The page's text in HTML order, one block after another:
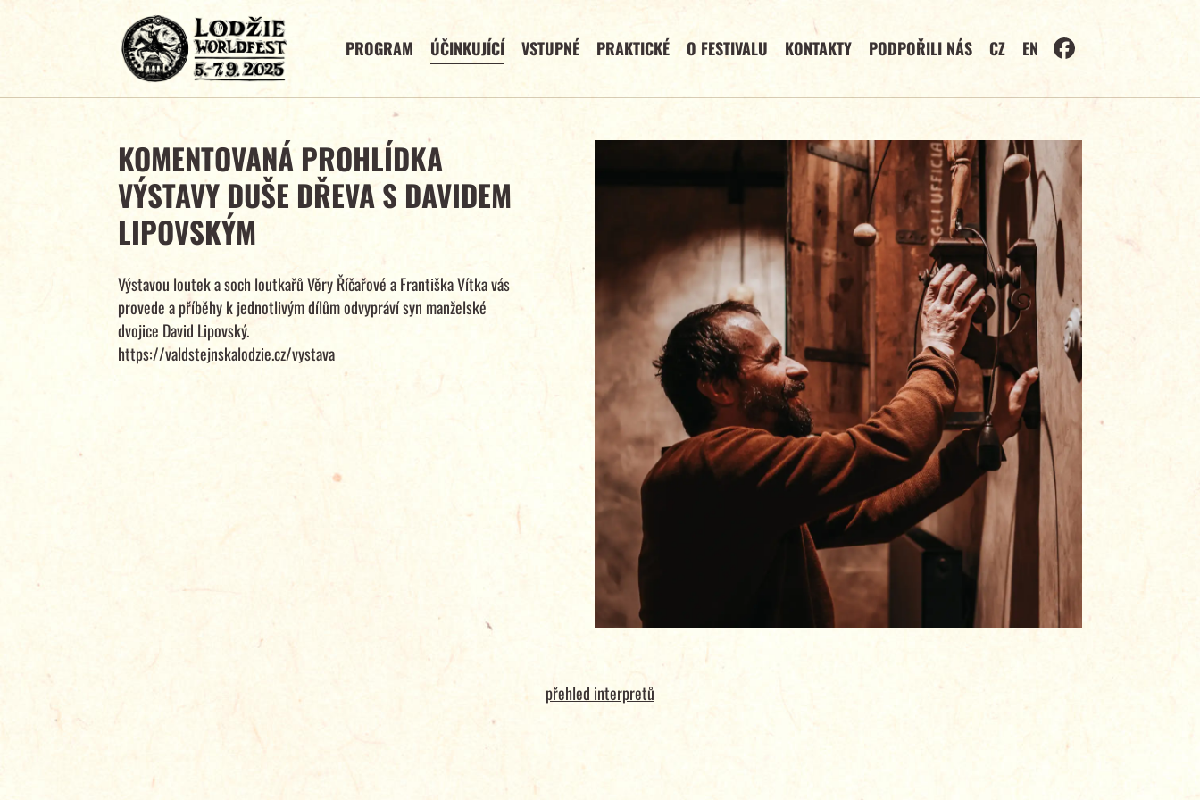
PROGRAM ÚČINKUJÍCÍ VSTUPNÉ PRAKTICKÉ O FESTIVALU KONTAKTY PODPOŘILI NÁS CZ EN
KOMENTOVANÁ PROHLÍDKA
VÝSTAVY DUŠE DŘEVA S DAVIDEM
LIPOVSKÝM
Výstavou loutek a soch loutkařů Věry Říčařové a Františka Vítka vás
provede a příběhy k jednotlivým dílům odvypráví syn manželské
dvojice David Lipovský.
https://valdstejnskalodzie.cz/vystava
přehled interpretů